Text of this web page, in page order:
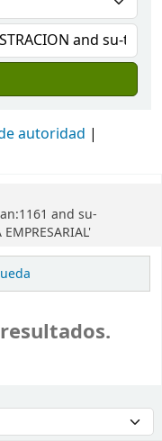
autoridad
and su-